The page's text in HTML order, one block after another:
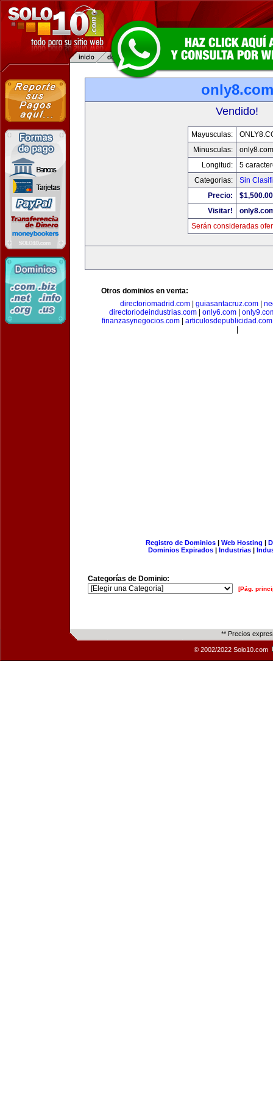
only8.com
Vendido!
Mayusculas:
Minusculas:
only8.com
Longitud:
5
Categorias:
Sin
Precio:
$1,500.00
Visitar!
Serán consideradas
Otros dominios en venta:
directoriomadrid.com| guiasantacruz.com|
directoriodeindustrias.com| only6.com|
finanzasynegocios.com| articulosdepublicidad.com
Registro de Dominios| Web Hosting |
Dominios Expirados | Industrias |
Categorías de Dominio:
[Pág.
** Precios
© 2002/2022 Solo10.com